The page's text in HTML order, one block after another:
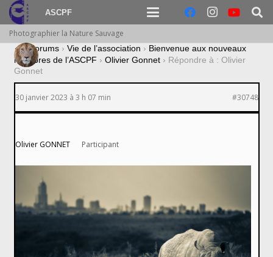
ASCPF
Photographier la Nature Sauvage
› Forums › Vie de l’association › Bienvenue aux nouveaux
membres de l’ASCPF › Olivier Gonnet › Répondre à : Olivier
Gonnet
30 janvier 2023 à 3 h 07 min #30748
Olivier GONNET Participant